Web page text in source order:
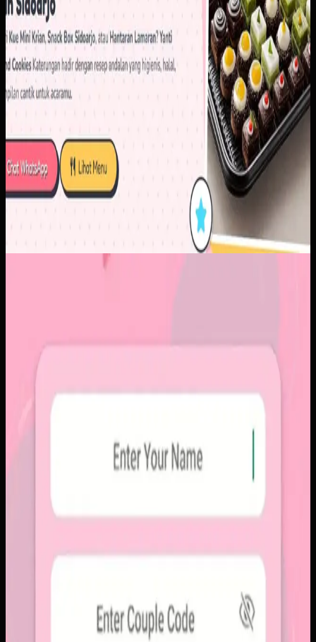
Sebelumnya
Platform sosial umum sering membuat momen personal
tenggelam di antara konten publik, iklan, dan tekanan
untuk selalu tampil sempurna. Pengguna membutuhkan
Kami membangun aplikasi mobile dengan alur berbagi yang
ringkas, notifikasi cepat, dan arsip momen yang tersusun
rapi. Sistemnya dirancang untuk percakapan visual yang
lebih personal tanpa membawa beban feed publik.